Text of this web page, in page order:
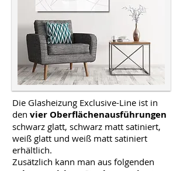
Die Glasheizung Exclusive-Line ist in
den vier Oberflächenausführungen
schwarz glatt, schwarz matt satiniert,
weiß glatt und weiß matt satiniert
erhältlich.
Zusätzlich kann man aus folgenden